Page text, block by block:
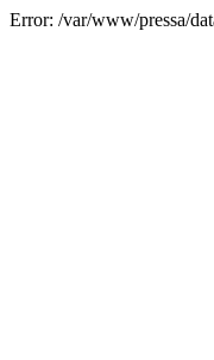
Error: /var/www/pressa/